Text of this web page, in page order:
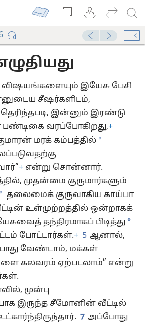
இயேசு பேசி
சீஷர்களிடம்,
இன்னும் இரண்டு
வரப்போகிறது,+
மரக் கம்பத்தில் *
+ என்று சொன்னார்.
முதன்மை குருமார்களும்
* தலைமைக் குருவாகிய காய்பா
உள்முற்றத்தில் ஒன்றாகக்
தந்திரமாகப் பிடித்து *
போட்டார்கள்.+ 5 ஆனால்,
வேண்டாம், மக்கள்
கலவரம் ஏற்படலாம்” என்று
முன்பு
இருந்த சீமோனின் வீட்டில்
7 அப்போது